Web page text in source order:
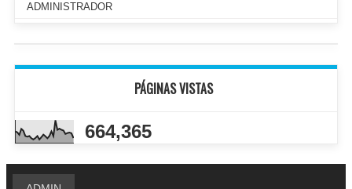
ADMINISTRADOR
PÁGINAS VISTAS
664,365